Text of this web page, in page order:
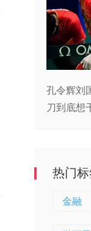
孔令辉刘
刀到底想
热门
金融